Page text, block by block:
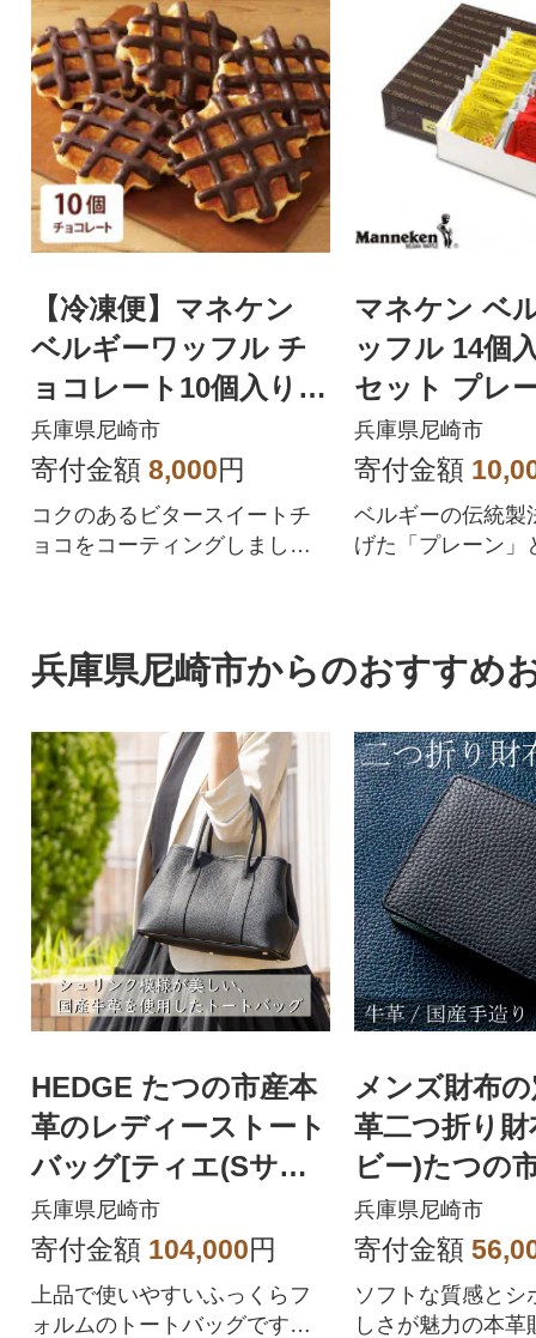
【冷凍便】マネケン
ベルギーワッフル チ
ョコレート10個入り(T
FRB-Ch10)
兵庫県尼崎市
寄付金額 8,000円
コクのあるビタースイートチ
ョコをコーティングしまし
マネケン ベ
ッフル 14個
セット プレ
ア(TP14-
兵庫県尼崎市
寄付金額
ベルギーの伝統製
げた「プレーン」
兵庫県尼崎市からのおすすめ
HEDGE たつの市産本
革のレディーストート
バッグ[ティエ(Sサイ
ズ)]シュリンクエンボ
スレザー
兵庫県尼崎市
寄付金額 104,000円
上品で使いやすいふっくらフ
ォルムのトートバッグです。
メンズ財布
革二つ折り
ビー)たつの
シュリンク
イルレザー
兵庫県尼崎市
寄付金額
ソフトな質感とシ
しさが魅力の本革